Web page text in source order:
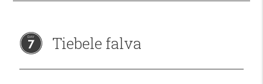
7 Tiebele falva